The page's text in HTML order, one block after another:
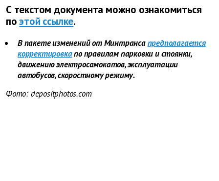
С текстом документа можно ознакомиться
по этой ссылке.
В пакете изменений от Минтрансапредполагается
корректировкапо правилам парковки и стоянки,
движению электросамокатов, эксплуатации
автобусов, скоростному режиму.
Фото: depositphotos.com